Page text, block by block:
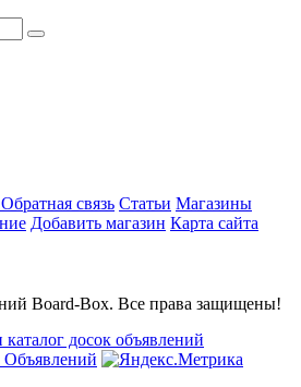
Обратная связь Статьи Магазины
Добавить магазин Карта сайта
Board-Box. Все права защищены!